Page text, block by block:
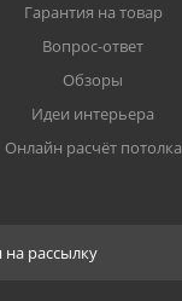
Гарантия на товар
Вопрос-ответ
Обзоры
Идеи интерьера
Онлайн расчёт потолка
на рассылку